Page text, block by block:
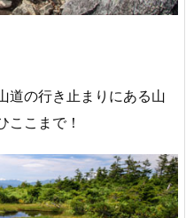
道の行き止まりにある山
ここまで！